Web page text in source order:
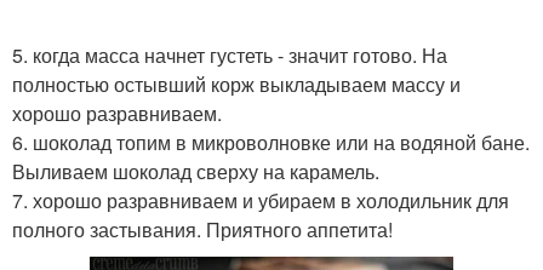
5. когда масса начнет густеть - значит готово. На
полностью остывший корж выкладываем массу и
хорошо разравниваем.
6. шоколад топим в микроволновке или на водяной бане.
Выливаем шоколад сверху на карамель.
7. хорошо разравниваем и убираем в холодильник для
полного застывания. Приятного аппетита!